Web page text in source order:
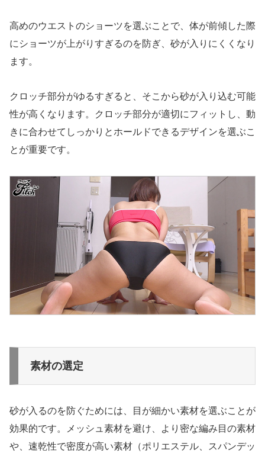
高めのウエストのショーツを選ぶことで、体が前傾した際
にショーツが上がりすぎるのを防ぎ、砂が入りにくくなり
ます。
クロッチ部分がゆるすぎると、そこから砂が入り込む可能
性が高くなります。クロッチ部分が適切にフィットし、動
きに合わせてしっかりとホールドできるデザインを選ぶこ
とが重要です。
素材の選定
砂が入るのを防ぐためには、目が細かい素材を選ぶことが
効果的です。メッシュ素材を避け、より密な編み目の素材
や、速乾性で密度が高い素材（ポリエステル、スパンデッ